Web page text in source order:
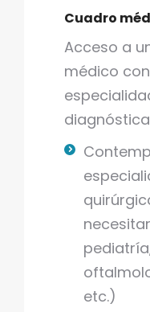
Cuadro
Acceso a
médico
etc.)